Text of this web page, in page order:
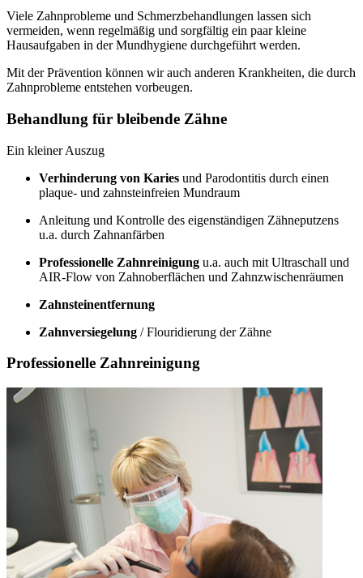
Viele Zahnprobleme und Schmerzbehandlungen lassen sich
vermeiden, wenn regelmäßig und sorgfältig ein paar kleine
Hausaufgaben in der Mundhygiene durchgeführt werden.
Mit der Prävention können wir auch anderen Krankheiten, die durch
Zahnprobleme entstehen vorbeugen.
Behandlung für bleibende Zähne
Ein kleiner Auszug
Verhinderung von Karies und Parodontitis durch einen
plaque- und zahnsteinfreien Mundraum
Anleitung und Kontrolle des eigenständigen Zähneputzens
u.a. durch Zahnanfärben
Professionelle Zahnreinigung u.a. auch mit Ultraschall und
AIR-Flow von Zahnoberflächen und Zahnzwischenräumen
Zahnsteinentfernung
Zahnversiegelung / Flouridierung der Zähne
Professionelle Zahnreinigung